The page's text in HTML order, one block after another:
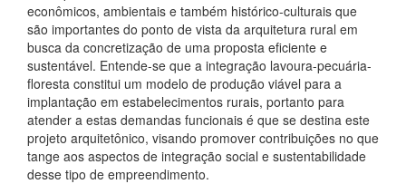
econômicos, ambientais e também histórico-culturais que
são importantes do ponto de vista da arquitetura rural em
busca da concretização de uma proposta eficiente e
sustentável. Entende-se que a integração lavoura-pecuária-
floresta constitui um modelo de produção viável para a
implantação em estabelecimentos rurais, portanto para
atender a estas demandas funcionais é que se destina este
projeto arquitetônico, visando promover contribuições no que
tange aos aspectos de integração social e sustentabilidade
desse tipo de empreendimento.